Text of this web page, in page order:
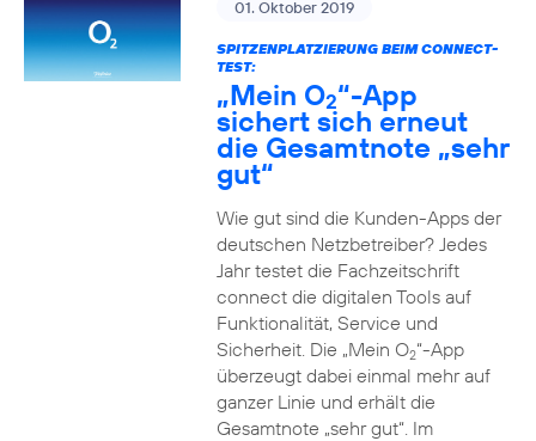
01. Oktober 2019
SPITZENPLATZIERUNG BEIM CONNECT-
TEST:
„Mein O2“-App
sichert sich erneut
die Gesamtnote „sehr
gut“
Wie gut sind die Kunden-Apps der
deutschen Netzbetreiber? Jedes
Jahr testet die Fachzeitschrift
connect die digitalen Tools auf
Funktionalität, Service und
Sicherheit. Die „Mein O2“-App
überzeugt dabei einmal mehr auf
ganzer Linie und erhält die
Gesamtnote „sehr gut“. Im